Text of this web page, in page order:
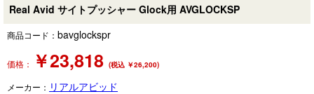
Real Avid サイトプッシャー Glock用 AVGLOCKSP
商品コード： bavglockspr
価格： ￥23,818 (税込 ￥26,200)
メーカー： リアルアビッド